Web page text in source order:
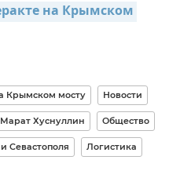
на Крымском
Крымском мосту Новости
Марат Хуснуллин Общество
Севастополя Логистика